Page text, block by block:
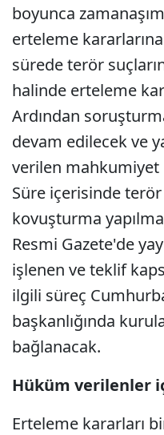
boyunca
erteleme
sürede terör
halinde erteleme
Ardından
devam edilecek ve
verilen mahkumiyet
Süre içerisinde
kovuşturma
Resmi Gazete'de
işlenen ve teklif
ilgili süreç
başkanlığında
bağlanacak.
Hüküm verilenler
Erteleme kararları